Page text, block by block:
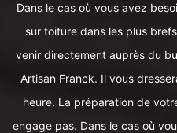
Dans le cas où vous avez
sur toiture dans les plus
venir directement auprès du
Artisan Franck. Il vous
heure. La préparation de
engage pas. Dans le cas où